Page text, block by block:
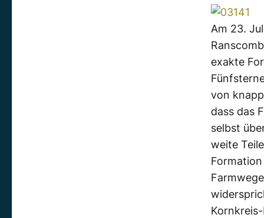
Am 23.
exakte
von
dass das
selbst
weite